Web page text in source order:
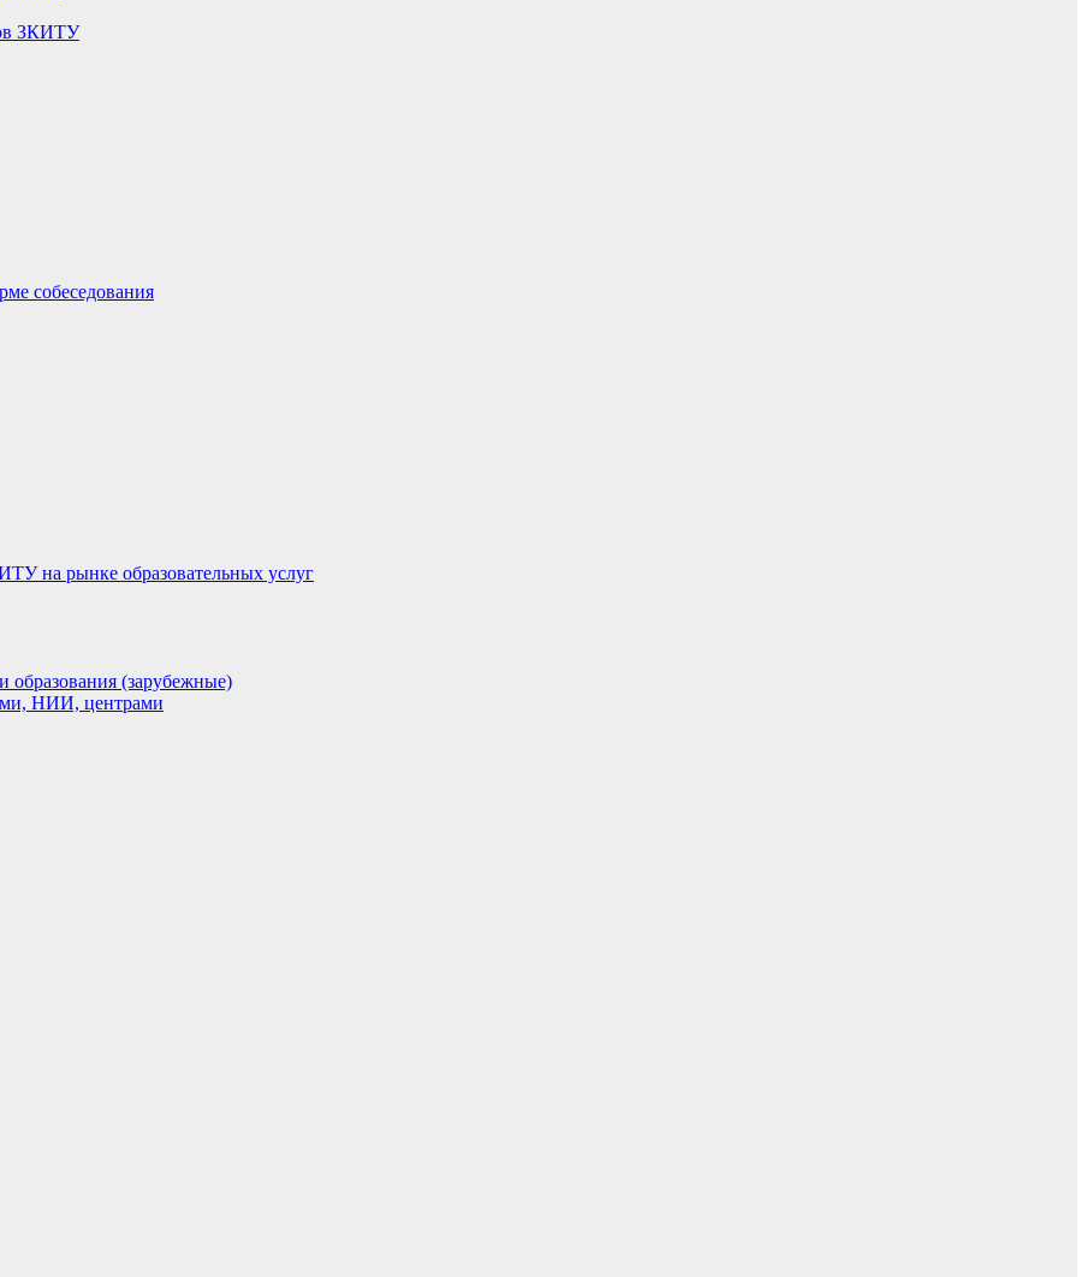
ЗКИТУ
собеседования
на рынке образовательных услуг
образования (зарубежные)
НИИ, центрами